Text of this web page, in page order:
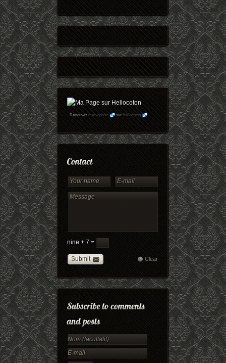
Retrouvezmaryophoto surHellocoton
nine + 7 =
Submit Clear